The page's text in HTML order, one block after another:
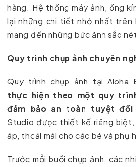
hàng. Hệ thống máy ảnh, ống
lại những chi tiết nhỏ nhất trên
mang đến những bức ảnh sắc
Quy trình chụp ảnh chuyên
Quy trình chụp ảnh tại Aloha
thực hiện theo một quy
đảm bảo an toàn tuyệt
Studio được thiết kế riêng biệt,
áp, thoải mái cho các bé và phụ
Trước mỗi buổi chụp ảnh, các